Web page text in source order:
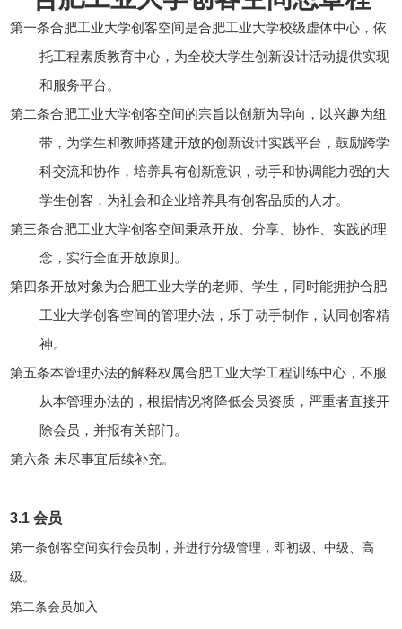
第一条合肥工业大学创客空间是合肥工业大学校级虚体中心，依
托工程素质教育中心，为全校大学生创新设计活动提供实现
和服务平台。
第二条合肥工业大学创客空间的宗旨以创新为导向，以兴趣为纽
带，为学生和教师搭建开放的创新设计实践平台，鼓励跨学
科交流和协作，培养具有创新意识，动手和协调能力强的大
学生创客，为社会和企业培养具有创客品质的人才。
第三条合肥工业大学创客空间秉承开放、分享、协作、实践的理
念，实行全面开放原则。
第四条开放对象为合肥工业大学的老师、学生 ，同时能拥护合肥
工业大学创客空间的管理办法 ， 乐于动手制作，认同创客精
神。
第五条本管理办法的解释权属合肥工业大学工程训练中心 ，不服
从本管理办法的，根据情况将降低会员资质，严重者直接开
除会员，并报有关部门。
第六条 未尽事宜后续补充。
3.1会员
第一条创客空间实行会员制，并进行分级管理，即初级、中级、高
级。
第二条会员加入